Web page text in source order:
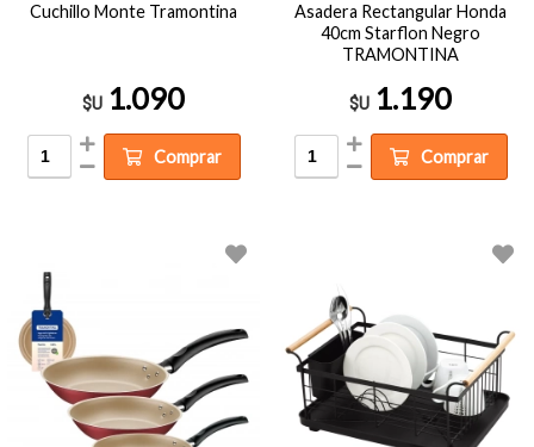
Cuchillo Monte Tramontina
$U 1.090
Comprar
Asadera Rectangular Honda
40cm Starflon Negro
TRAMONTINA
$U 1.190
Comprar